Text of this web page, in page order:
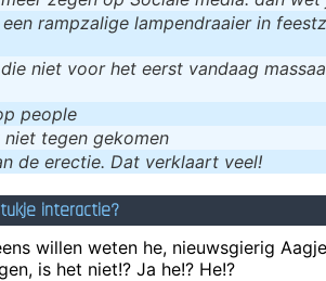
een rampzalige lampendraaier in
niet voor het eerst vandaag
people
tegen gekomen
de erectie. Dat verklaart veel!
interactie?
willen weten he, nieuwsgierig
is het niet!? Ja he!? He!?